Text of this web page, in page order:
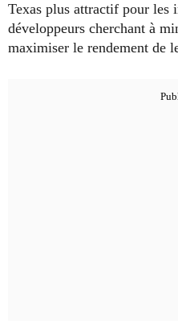
Texas plus attractif pour les
développeurs cherchant à
maximiser le rendement de